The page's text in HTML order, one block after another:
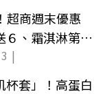
超商週末優惠
６、霜淇淋第２
|
杯套」！高蛋白